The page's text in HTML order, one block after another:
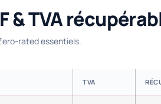
& TVA
rated essentiels.
TVA